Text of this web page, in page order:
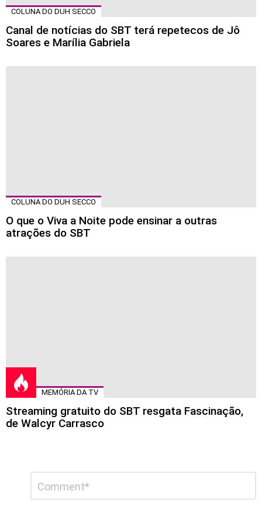
COLUNA DO DUH SECCO
Canal de notícias do SBT terá repetecos de Jô
Soares e Marília Gabriela
COLUNA DO DUH SECCO
O que o Viva a Noite pode ensinar a outras
atrações do SBT
MEMÓRIA DA TV
Streaming gratuito do SBT resgata Fascinação,
de Walcyr Carrasco
comentário
Comentário